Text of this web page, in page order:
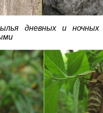
дневных и ночных